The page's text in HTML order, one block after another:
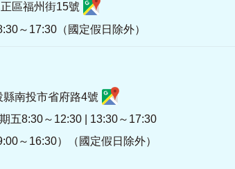
區福州街15號
～17:30（國定假日除外）
南投市省府路4號
五8:30～12:30 | 13:30～17:30
～16:30）（國定假日除外）